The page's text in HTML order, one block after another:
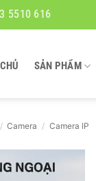
5510 616
SẢN PHẨM
/ Camera / Camera IP